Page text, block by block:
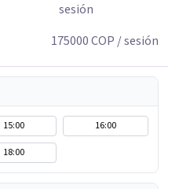
sesión
175000COP / sesión
15:00
16:00
18:00